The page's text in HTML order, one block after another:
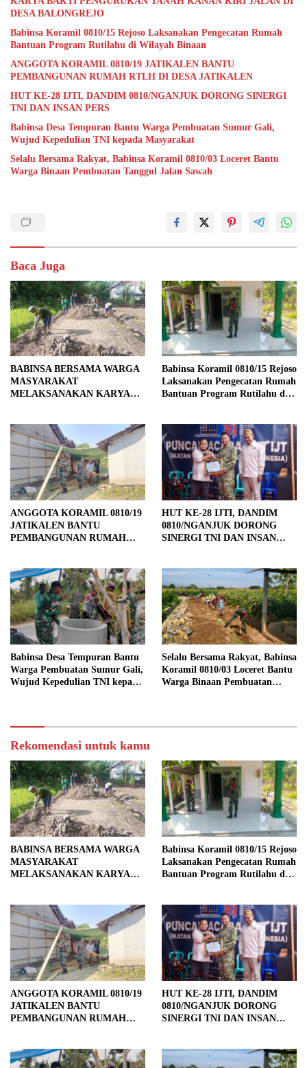
DESA BALONGREJO
Babinsa Koramil 0810/15 Rejoso Laksanakan Pengecatan Rumah
Bantuan Program Rutilahu di Wilayah Binaan
ANGGOTA KORAMIL 0810/19 JATIKALEN BANTU
PEMBANGUNAN RUMAH RTLH DI DESA JATIKALEN
HUT KE-28 IJTI, DANDIM 0810/NGANJUK DORONG SINERGI
TNI DAN INSAN PERS
Babinsa Desa Tempuran Bantu Warga Pembuatan Sumur Gali,
Wujud Kepedulian TNI kepada Masyarakat
Selalu Bersama Rakyat, Babinsa Koramil 0810/03 Loceret Bantu
Warga Binaan Pembuatan Tanggul Jalan Sawah
Baca Juga
BABINSA BERSAMA WARGA
MASYARAKAT
MELAKSANAKAN KARYA
DI DESA BALONGREJO
Babinsa Koramil 0810/15 Rejoso
Laksanakan Pengecatan Rumah
Bantuan Program Rutilahu di
ANGGOTA KORAMIL 0810/19
JATIKALEN BANTU
PEMBANGUNAN RUMAH
HUT KE-28 IJTI, DANDIM
0810/NGANJUK DORONG
SINERGI TNI DAN INSAN
Babinsa Desa Tempuran Bantu
Warga Pembuatan Sumur Gali,
Wujud Kepedulian TNI kepada
Selalu Bersama Rakyat, Babinsa
Koramil 0810/03 Loceret Bantu
Warga Binaan Pembuatan
Rekomendasi untuk kamu
BABINSA BERSAMA WARGA
MASYARAKAT
MELAKSANAKAN KARYA
DI DESA BALONGREJO
Babinsa Koramil 0810/15 Rejoso
Laksanakan Pengecatan Rumah
Bantuan Program Rutilahu di
ANGGOTA KORAMIL 0810/19
JATIKALEN BANTU
PEMBANGUNAN RUMAH
HUT KE-28 IJTI, DANDIM
0810/NGANJUK DORONG
SINERGI TNI DAN INSAN